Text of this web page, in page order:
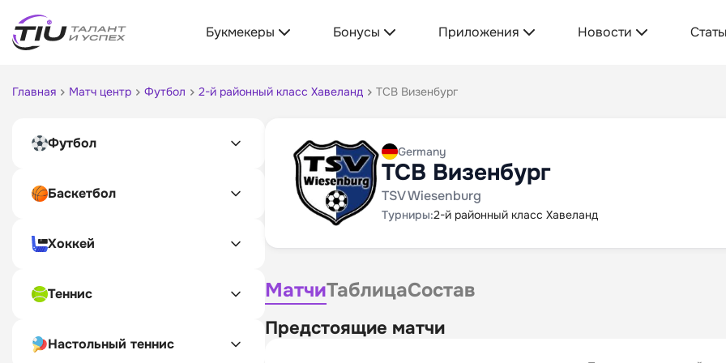
Букмекеры Бонусы Приложения Новости
Главная Матч центр Футбол 2-й районный класс Хавеланд ТСВ Визенбург
Футбол
Баскетбол
Хоккей
Теннис
Настольный теннис
Germany
ТСВ Визенбург
TSV Wiesenburg
Турниры:2-й районный класс Хавеланд
МатчиТаблицаСостав
Предстоящие матчи